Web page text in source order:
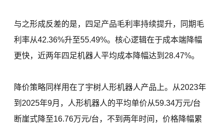
与之形成反差的是，四足产品毛利率持续提升，同期毛
利率从42.36%升至55.49%。核心逻辑在于成本端降幅
更快，近两年四足机器人平均成本降幅达到28.47%。
降价策略同样用在了宇树人形机器人产品上。从2023年
到2025年9月，人形机器人的平均单价从59.34万元/台
断崖式降至16.76万元/台，不到两年时间，价格降幅累